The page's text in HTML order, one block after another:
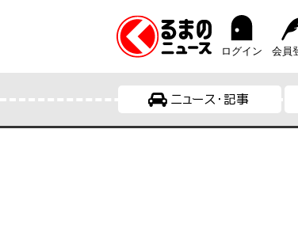
ログイン 会員
ニュース・記事